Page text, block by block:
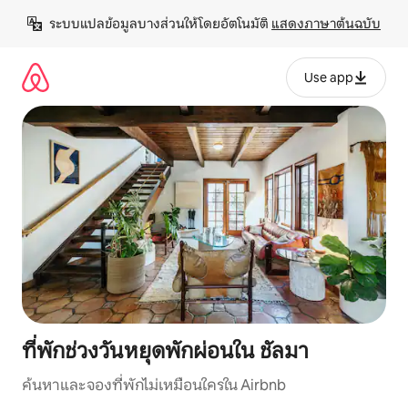
เนื้อหา
ระบบแปลข้อมูลบางส่วนให้โดยอัตโนมัติ แสดงภาษาต้นฉบับ
Use app
ที่พักช่วงวันหยุดพักผ่อนใน ชัลมา
ค้นหาและจองที่พักไม่เหมือนใครใน Airbnb